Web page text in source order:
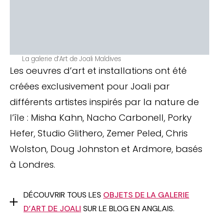
La galerie d’Art de Joali Maldives
Les oeuvres d’art et installations ont été
créées exclusivement pour Joali par
différents artistes inspirés par la nature de
l’île : Misha Kahn, Nacho Carbonell, Porky
Hefer, Studio Glithero, Zemer Peled, Chris
Wolston, Doug Johnston et Ardmore, basés
à Londres.
DÉCOUVRIR TOUS LES OBJETS DE LA GALERIE
D’ART DE JOALI SUR LE BLOG EN ANGLAIS.